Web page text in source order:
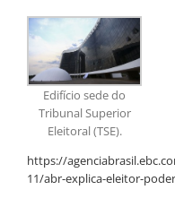
Edifício sede do
Tribunal Superior
Eleitoral (TSE).
https://
11/abr-explica-eleitor-